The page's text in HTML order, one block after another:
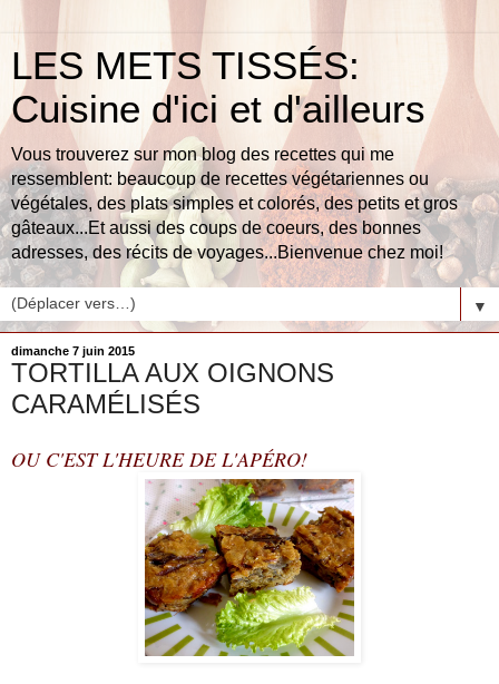
LES METS TISSÉS:
Cuisine d'ici et d'ailleurs
Vous trouverez sur mon blog des recettes qui me
ressemblent: beaucoup de recettes végétariennes ou
végétales, des plats simples et colorés, des petits et gros
gâteaux...Et aussi des coups de coeurs, des bonnes
adresses, des récits de voyages...Bienvenue chez moi!
▼
dimanche 7 juin 2015
TORTILLA AUX OIGNONS
CARAMÉLISÉS
OU C'EST L'HEURE DE L'APÉRO!